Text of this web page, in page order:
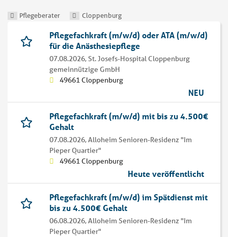
Pflegeberater Cloppenburg
Pflegefachkraft (m/w/d) oder ATA (m/w/d)
für die Anästhesiepflege
07.08.2026,St. Josefs-Hospital Cloppenburg
gemeinnützige GmbH
49661 Cloppenburg
NEU
Pflegefachkraft (m/w/d) mit bis zu 4.500€
Gehalt
07.08.2026,Alloheim Senioren-Residenz "Im
Pieper Quartier"
49661 Cloppenburg
Heute veröffentlicht
Pflegefachkraft (m/w/d) im Spätdienst mit
bis zu 4.500€ Gehalt
06.08.2026,Alloheim Senioren-Residenz "Im
Pieper Quartier"